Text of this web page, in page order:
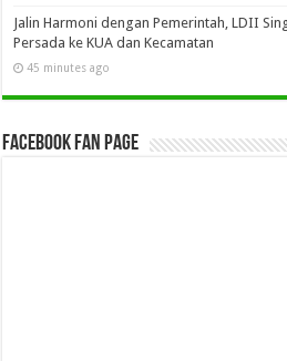
Jalin Harmoni dengan Pemerintah, LDII
Persada ke KUA dan Kecamatan
45 minutes ago
Facebook Fan Page